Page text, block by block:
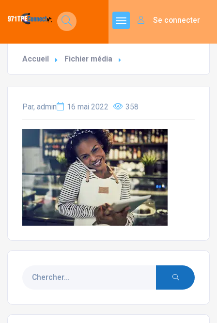
Se connecter
Accueil Fichier média
Par, admin 16 mai 2022 358